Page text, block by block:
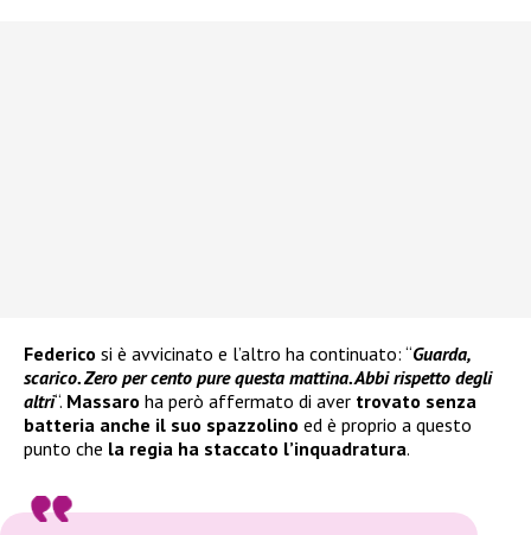
Federico si è avvicinato e l’altro ha continuato: “Guarda,
scarico. Zero per cento pure questa mattina. Abbi rispetto degli
altri“. Massaro ha però affermato di aver trovato senza
batteria anche il suo spazzolino ed è proprio a questo
punto che la regia ha staccato l’inquadratura.